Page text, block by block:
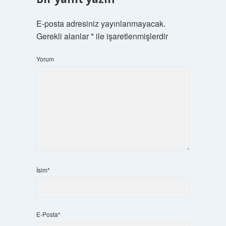
E-posta adresiniz yayınlanmayacak.
Gerekli alanlar*ile işaretlenmişlerdir
Yorum
İsim*
E-Posta*